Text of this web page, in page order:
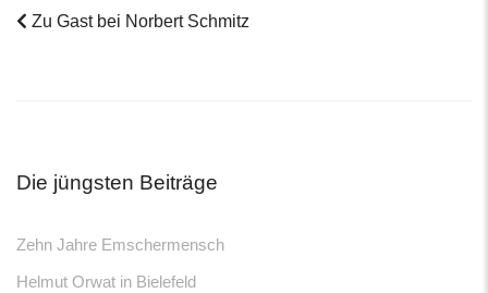
Zu Gast bei Norbert Schmitz
Die jüngsten Beiträge
Zehn Jahre Emschermensch
Helmut Orwat in Bielefeld